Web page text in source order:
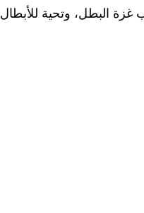
غزة البطل، وتحية للأبطال